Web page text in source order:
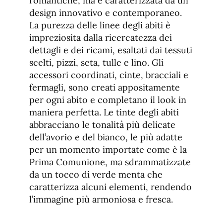
design innovativo e contemporaneo.
La purezza delle linee degli abiti è
impreziosita dalla ricercatezza dei
dettagli e dei ricami, esaltati dai tessuti
scelti, pizzi, seta, tulle e lino. Gli
accessori coordinati, cinte, bracciali e
fermagli, sono creati appositamente
per ogni abito e completano il look in
maniera perfetta. Le tinte degli abiti
abbracciano le tonalità più delicate
dell’avorio e del bianco, le più adatte
per un momento importate come è la
Prima Comunione, ma sdrammatizzate
da un tocco di verde menta che
caratterizza alcuni elementi, rendendo
l’immagine più armoniosa e fresca.